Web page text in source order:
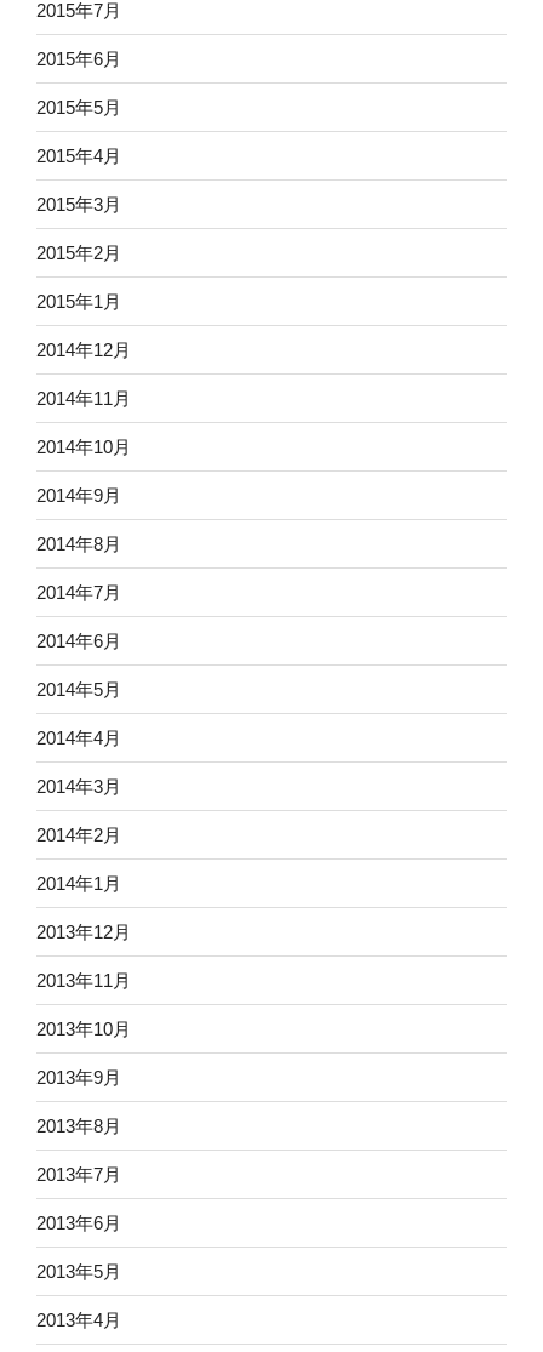
2015年7月
2015年6月
2015年5月
2015年4月
2015年3月
2015年2月
2015年1月
2014年12月
2014年11月
2014年10月
2014年9月
2014年8月
2014年7月
2014年6月
2014年5月
2014年4月
2014年3月
2014年2月
2014年1月
2013年12月
2013年11月
2013年10月
2013年9月
2013年8月
2013年7月
2013年6月
2013年5月
2013年4月